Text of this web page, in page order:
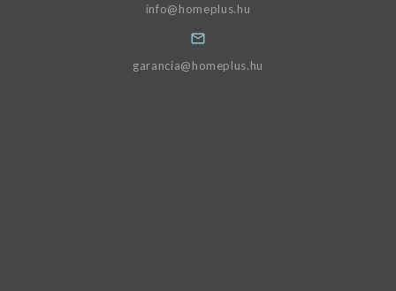
info@homeplus.hu
garancia@homeplus.hu